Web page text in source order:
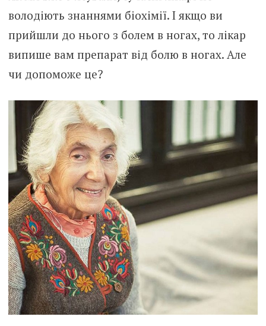
володіють знаннями біохімії. І якщо ви
прийшли до нього з болем в ногах, то лікар
випише вам препарат від болю в ногах. Але
чи допоможе це?